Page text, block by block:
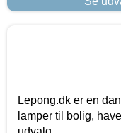
Lepong.dk er en
lamper til bolig,